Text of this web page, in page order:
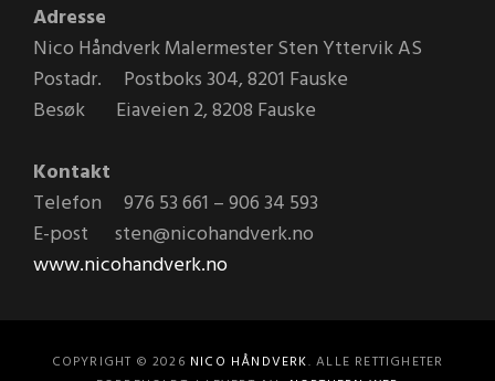
Adresse
Nico Håndverk Malermester Sten Yttervik AS
Postadr. Postboks 304, 8201 Fauske
Besøk Eiaveien 2, 8208 Fauske
Kontakt
Telefon 976 53 661 – 906 34 593
E-post sten@nicohandverk.no
www.nicohandverk.no
COPYRIGHT © 2026 NICO HÅNDVERK. ALLE RETTIGHETER